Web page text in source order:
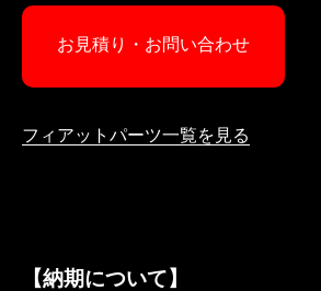
お見積り・お問い合わせ
フィアットパーツ一覧を見る
【納期について】